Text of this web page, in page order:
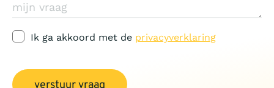
Ik ga akkoord met de privacyverklaring
verstuur vraag